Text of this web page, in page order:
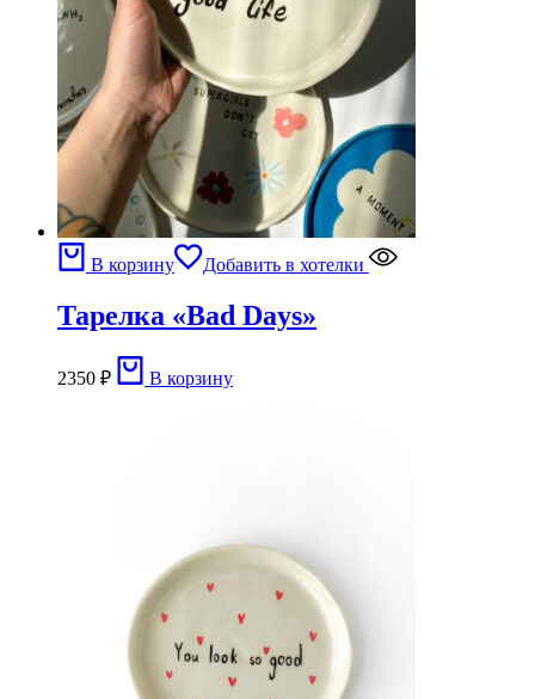
В корзину Добавить в хотелки
Тарелка «Bad Days»
2350 ₽ В корзину